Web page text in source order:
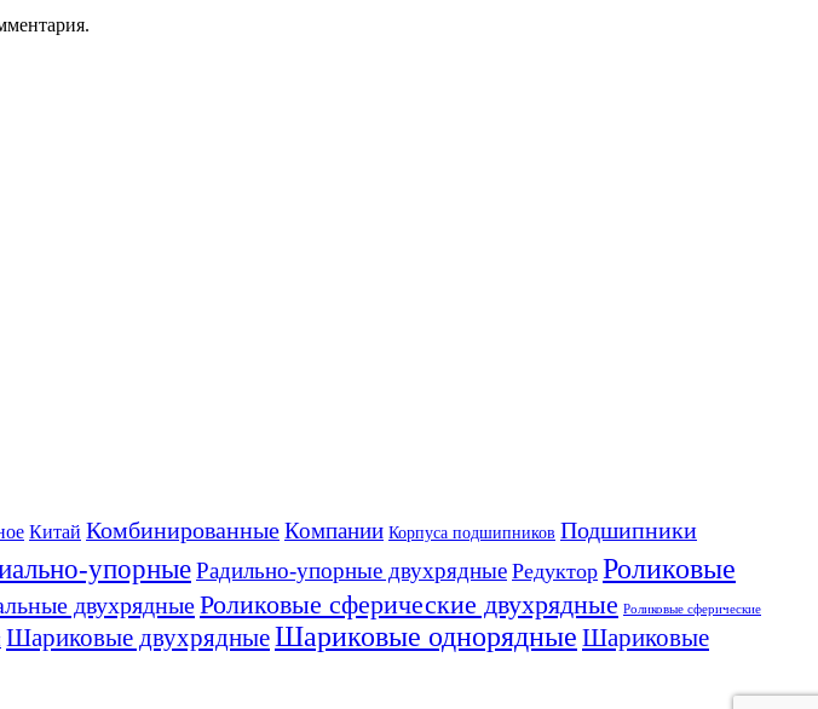
Китай КомбинированныеКомпании Корпуса подшипников Подшипники
упорныеРадильно-упорные двухрядные Редуктор Роликовые
двухрядныеРоликовые сферические двухрядные Роликовые сферические
Шариковые двухрядныеШариковые однорядные Шариковые